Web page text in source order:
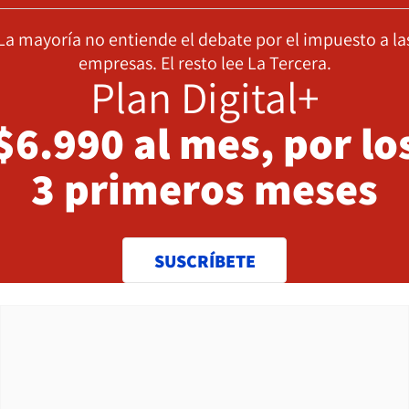
mayoría no entiende el debate por el impuesto a
empresas. El resto lee La Tercera.
Plan Digital+
al mes, por
3 primeros meses
SUSCRÍBETE